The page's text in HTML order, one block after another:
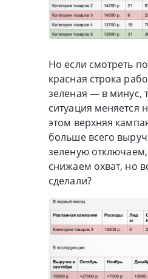
Но если смотреть
красная строка
зеленая — в минус,
ситуация меняется
этом верхняя
больше всего
зеленую
снижаем охват, но
сделали?